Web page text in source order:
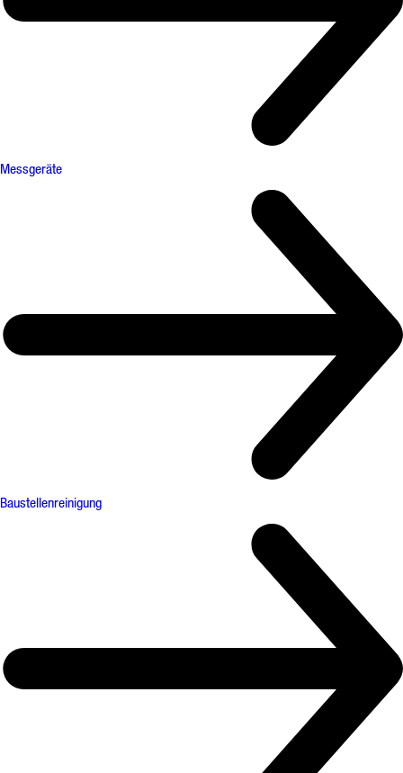
Messgeräte
Baustellenreinigung